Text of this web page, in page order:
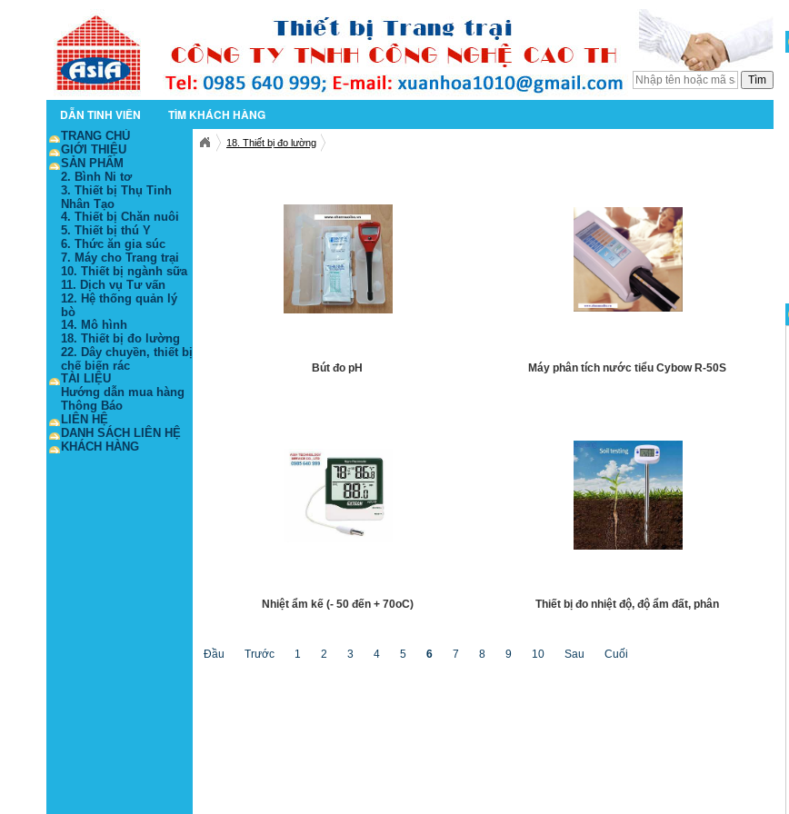
DẪN TINH VIÊN TÌM KHÁCH HÀNG
18. Thiết bị đo lường
Bút đo pH Máy phân tích nước tiểu Cybow R-50S
Nhiệt ẩm kế (- 50 đến + 70oC) Thiết bị đo nhiệt độ, độ ẩm đất, phân
Đầu Trước 1 2 3 4 5 6 7 8 9 10 Sau Cuối
TRANG CHỦ
GIỚI THIỆU
SẢN PHẨM
2. Bình Ni tơ
3. Thiết bị Thụ Tinh
Nhân Tạo
4. Thiết bị Chăn nuôi
5. Thiết bị thú Y
6. Thức ăn gia súc
7. Máy cho Trang trại
10. Thiết bị ngành sữa
11. Dịch vụ Tư vấn
12. Hệ thống quản lý
bò
14. Mô hình
18. Thiết bị đo lường
22. Dây chuyền, thiết bị
chế biến rác
TÀI LIỆU
Hướng dẫn mua hàng
Thông Báo
LIÊN HỆ
DANH SÁCH LIÊN HỆ
KHÁCH HÀNG